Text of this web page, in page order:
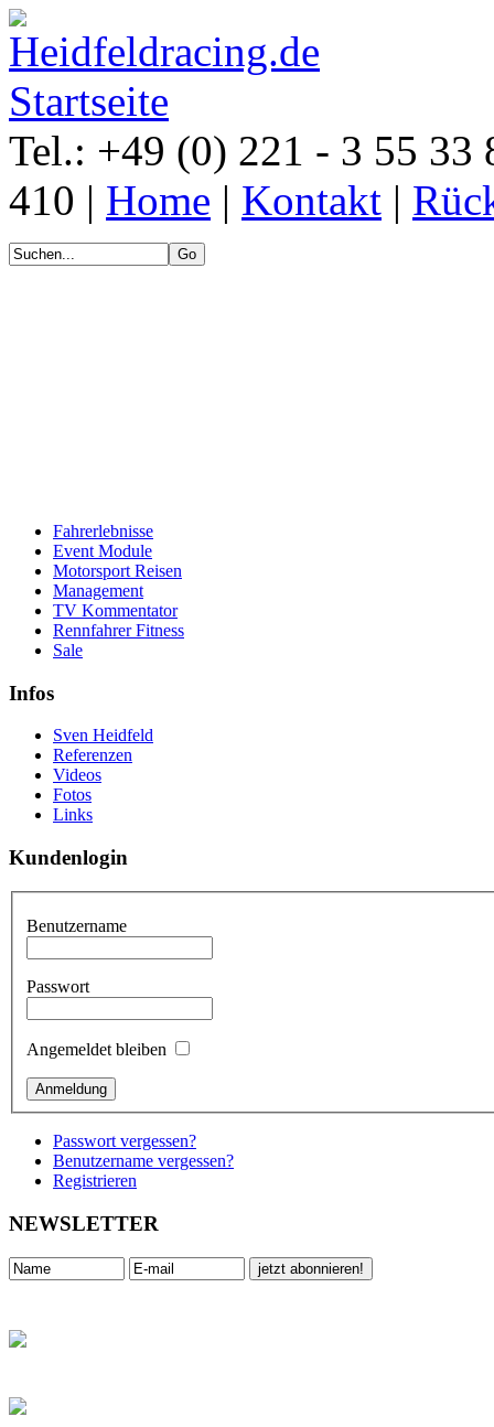
Tel.: +49 (0) 221 - 3 55 33
410 | Home | Kontakt |
Fahrerlebnisse
Event Module
Motorsport Reisen
Management
TV Kommentator
Rennfahrer Fitness
Sale
Infos
Sven Heidfeld
Referenzen
Videos
Fotos
Links
Kundenlogin
Benutzername
Passwort
Angemeldet bleiben
Passwort vergessen?
Benutzername vergessen?
Registrieren
NEWSLETTER